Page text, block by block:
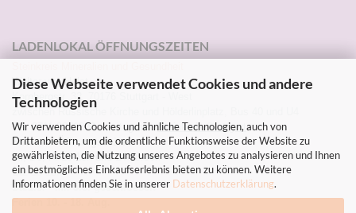
Diese Webseite verwendet Cookies und andere
Technologien
Wir verwenden Cookies und ähnliche Technologien, auch von
Drittanbietern, um die ordentliche Funktionsweise der Website zu
gewährleisten, die Nutzung unseres Angebotes zu analysieren und Ihnen
ein bestmögliches Einkaufserlebnis bieten zu können. Weitere
Informationen finden Sie in unserer Datenschutzerklärung.
LADENLOKAL ÖFFNUNGSZEITEN
Walter von Holst
Kornbergstr. 32, 70176 Stuttgart - West
zwischen Russische Kirche und Hölderlinplatz, Bus 40 und U4
Tel: 0711-2271203 Instagram:Steinkreis.Stuttgart
Sommer-Öffnungszeiten
Mi, Do, Fr 10-13h und 14-18.30h
Sa. 10-13h
Sa.1.8. - Mi. 5.8. geschlossen
Ferien 10. - 18. Aug.